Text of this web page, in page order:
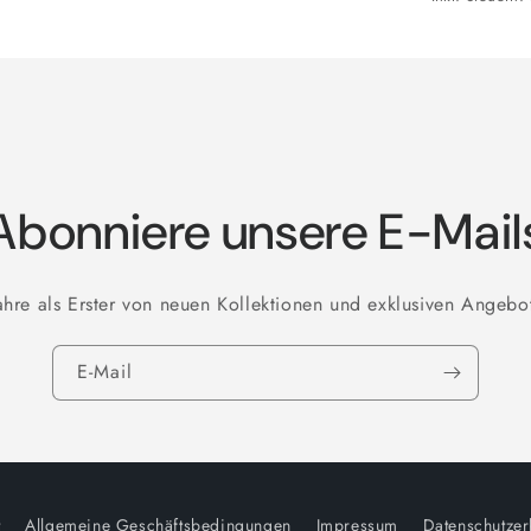
unsere E-
als Erster von neuen Kollektionen und exklusiven
E-Mail
Allgemeine Geschäftsbedingungen Impressum